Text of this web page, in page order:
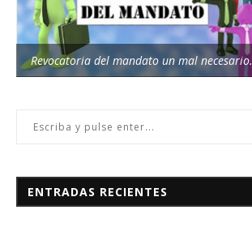
Revocatoria del mandato un mal necesario.
ENTRADAS RECIENTES